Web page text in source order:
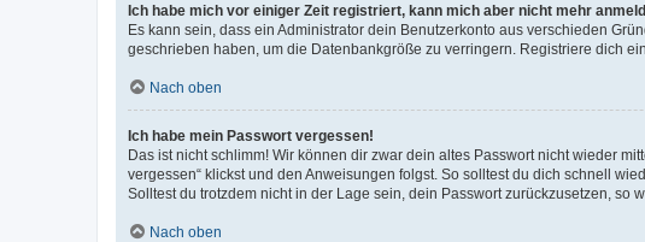
Ich habe mich vor einiger Zeit registriert, kann mich aber nicht mehr
Es kann sein, dass ein Administrator dein Benutzerkonto aus verschieden
geschrieben haben, um die Datenbankgröße zu verringern. Registriere dich
Nach oben
Ich habe mein Passwort vergessen!
Das ist nicht schlimm! Wir können dir zwar dein altes Passwort nicht wieder
vergessen“ klickst und den Anweisungen folgst. So solltest du dich schnell
Solltest du trotzdem nicht in der Lage sein, dein Passwort zurückzusetzen, so
Nach oben